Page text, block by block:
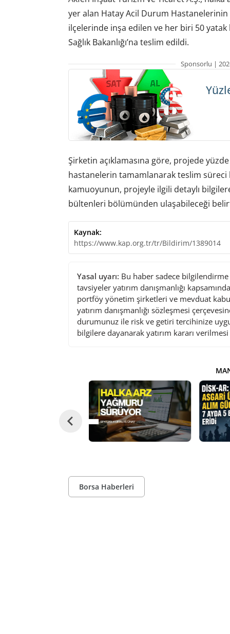
yer alan Hatay Acil Durum Hastanelerinin
ilçelerinde inşa edilen ve her biri 50 yatak
Sağlık Bakanlığı’na teslim edildi.
Sponsorlu |
Şirketin açıklamasına göre, projede
hastanelerin tamamlanarak teslim süreci
kamuoyunun, projeyle ilgili detaylı
bültenleri bölümünden ulaşabileceği
Kaynak:
https://www.kap.org.tr/tr/Bildirim/1389014
Yasal uyarı: Bu haber sadece
tavsiyeler yatırım danışmanlığı
portföy yönetim şirketleri ve mevduat
yatırım danışmanlığı sözleşmesi
durumunuz ile risk ve getiri tercihinize
bilgilere dayanarak yatırım kararı
Borsa Haberleri